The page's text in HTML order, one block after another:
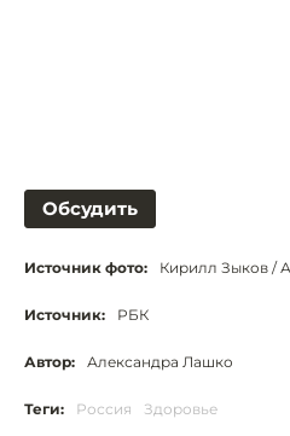
Обсудить
Источник фото: Кирилл Зыков /
Источник: РБК
Автор: Александра Лашко
Теги: Россия Здоровье